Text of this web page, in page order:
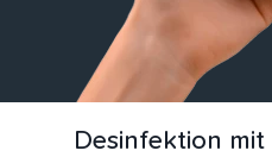
Desinfektion